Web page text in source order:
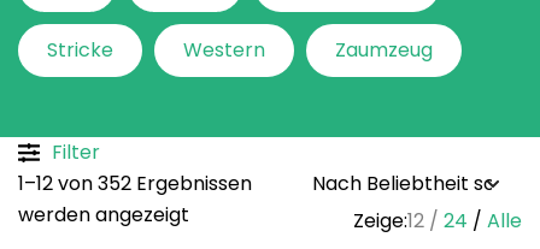
Stricke Western Zaumzeug
Filter
1–12 von 352 Ergebnissen
werden angezeigt
Zeige:12 24 Alle